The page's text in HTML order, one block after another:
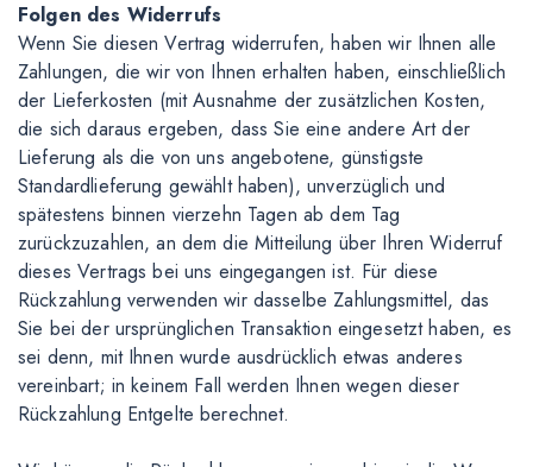
Folgen des Widerrufs
Wenn Sie diesen Vertrag widerrufen, haben wir Ihnen alle
Zahlungen, die wir von Ihnen erhalten haben, einschließlich
der Lieferkosten (mit Ausnahme der zusätzlichen Kosten,
die sich daraus ergeben, dass Sie eine andere Art der
Lieferung als die von uns angebotene, günstigste
Standardlieferung gewählt haben), unverzüglich und
spätestens binnen vierzehn Tagen ab dem Tag
zurückzuzahlen, an dem die Mitteilung über Ihren Widerruf
dieses Vertrags bei uns eingegangen ist. Für diese
Rückzahlung verwenden wir dasselbe Zahlungsmittel, das
Sie bei der ursprünglichen Transaktion eingesetzt haben, es
sei denn, mit Ihnen wurde ausdrücklich etwas anderes
vereinbart; in keinem Fall werden Ihnen wegen dieser
Rückzahlung Entgelte berechnet.